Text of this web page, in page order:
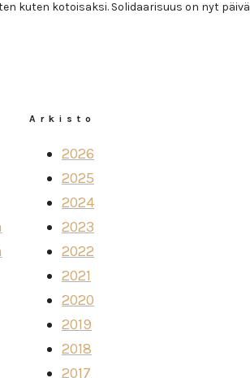
kuten kotoisaksi. Solidaarisuus on nyt
Arkisto
2026
2025
2024
2023
2022
2021
2020
2019
2018
2017